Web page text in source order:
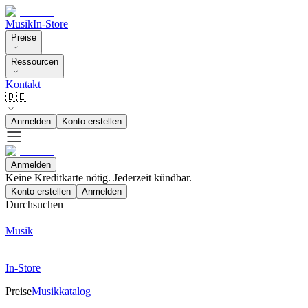
MusikIn-Store
Preise
Ressourcen
Kontakt
🇩🇪
Anmelden Konto erstellen
Anmelden
Keine Kreditkarte nötig. Jederzeit kündbar.
Konto erstellen Anmelden
Durchsuchen
Musik
In-Store
PreiseMusikkatalog